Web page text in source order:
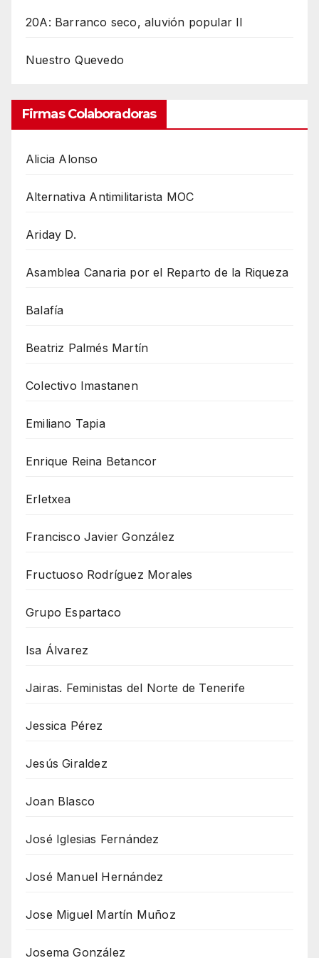
20A: Barranco seco, aluvión popular II
Nuestro Quevedo
Firmas Colaboradoras
Alicia Alonso
Alternativa Antimilitarista MOC
Ariday D.
Asamblea Canaria por el Reparto de la Riqueza
Balafía
Beatriz Palmés Martín
Colectivo Imastanen
Emiliano Tapia
Enrique Reina Betancor
Erletxea
Francisco Javier González
Fructuoso Rodríguez Morales
Grupo Espartaco
Isa Álvarez
Jairas. Feministas del Norte de Tenerife
Jessica Pérez
Jesús Giraldez
Joan Blasco
José Iglesias Fernández
José Manuel Hernández
Jose Miguel Martín Muñoz
Josema González